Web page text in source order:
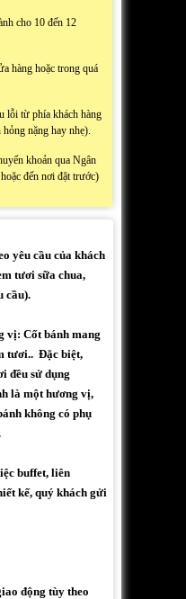
cho 10 đến 12
hàng hoặc trong quá
lỗi từ phía khách hàng
nặng hay nhẹ).
khoản qua Ngân
đến nơi đặt trước)
yêu cầu của khách
tươi sữa chua,
cầu).
vị: Cốt bánh mang
tươi.. Đặc biệt,
đều sử dụng
là một hương vị,
không có phụ
buffet, liên
kế, quý khách gửi
động tùy theo